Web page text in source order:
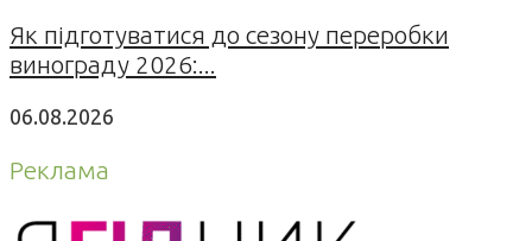
Як підготуватися до сезону переробки
винограду 2026:...
06.08.2026
Реклама